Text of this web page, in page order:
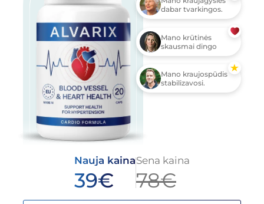
dabar tvarkingos.
Mano krūtinės
skausmai dingo
Mano kraujospūdis
stabilizavosi.
Nauja kaina
39€
Sena kaina
78€